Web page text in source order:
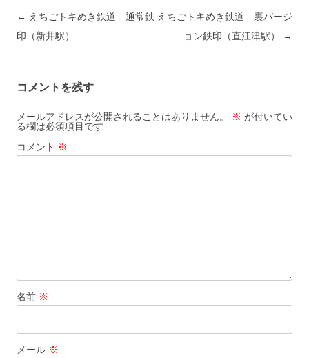
投稿ナビゲーション
← えちごトキめき鉄道 通常鉄
印（新井駅）
えちごトキめき鉄道 裏バージ
ョン鉄印（直江津駅）
→
コメントを残す
メールアドレスが公開されることはありません。 ※ が付いてい
る欄は必須項目です
コメント ※
名前 ※
メール ※